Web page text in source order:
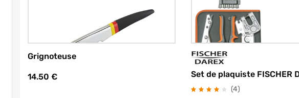
Grignoteuse
14.50 € Set de plaquiste FISCHER
(4)